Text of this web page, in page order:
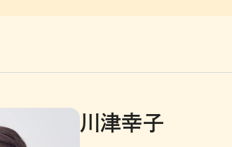
川津幸子